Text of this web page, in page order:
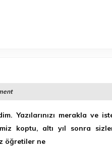
Yazılarınızı merakla ve
koptu, altı yıl sonra
öğretiler ne